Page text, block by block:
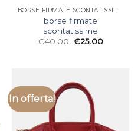
BORSE FIRMATE SCONTATISSIME
borse firmate
scontatissime
€40.00 €25.00
In offerta!